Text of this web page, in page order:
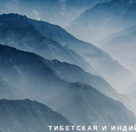
ТИБЕТСКАЯ И